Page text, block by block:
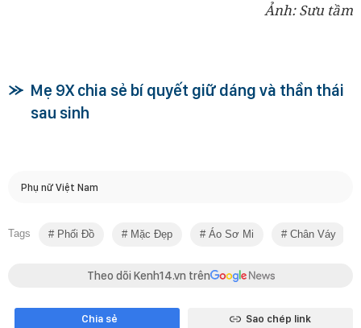
Ảnh: Sưu tầm
Mẹ 9X chia sẻ bí quyết giữ dáng và thần thái
sau sinh
Phụ nữ Việt Nam
Tags Phối Đồ Mặc Đẹp Áo Sơ Mi Chân Váy
Theo dõi Kenh14.vn trên
Chia sẻ Sao chép link